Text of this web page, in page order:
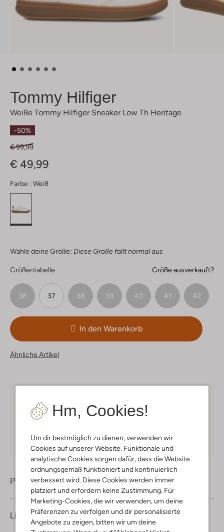
Hm, Cookies!
Um dir bestmöglich zu dienen, verwenden wir
Cookies auf unserer Website. Funktionale und
analytische Cookies sorgen dafür, dass die Website
ordnungsgemäß funktioniert und kontinuierlich
verbessert wird. Diese Cookies werden immer
platziert und erfordern keine Zustimmung. Für
Marketing-Cookies, die wir verwenden, um deine
Präferenzen zu verfolgen und dir personalisierte
Angebote zu zeigen, bitten wir um deine
Tommy Hilfiger
Weiße Tommy Hilfiger Sneaker Low Th Heritage
-50%
€ 99,99
€ 49,99
Farbe : Weiß
Wähle deine Größe: Diese Größe fällt normal aus
Größentabelle Größe ausverkauft?
36 37 38 39 40 41 42
In den Warenkorb
Ähnliche Artikel
Kostenloser Versand
Mitglieder in Deutschland
Produktinformation
Lieferung & Rückgabe